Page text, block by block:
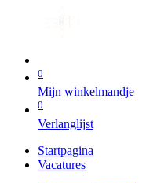
0
Mijn winkelmandje
0
Verlanglijst
Startpagina
Vacatures